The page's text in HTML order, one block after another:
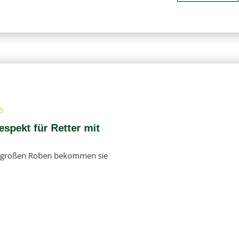
für Ret­ter mit
Roben bekom­men sie